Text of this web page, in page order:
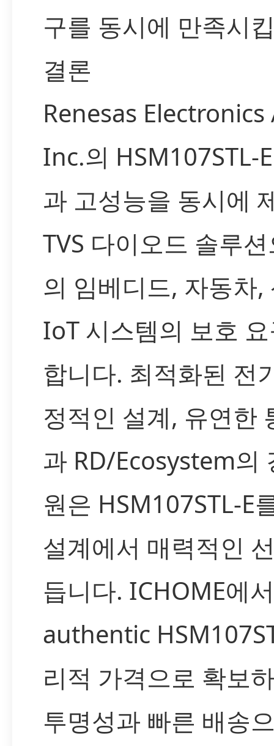
구를 동시에 만족시
결론
Renesas
Inc.의 HSM107STL-
과 고성능을 동시에
TVS 다이오드 솔루
의 임베디드, 자동차,
IoT 시스템의 보호
합니다. 최적화된 전
정적인 설계, 유연한
과 RD/Ecosystem의
원은 HSM107STL-E
설계에서 매력적인
듭니다. ICHOME에서
authentic
리적 가격으로 확보
투명성과 빠른 배송